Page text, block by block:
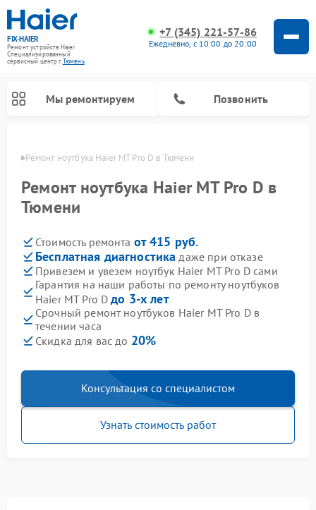
FIX-HAIER
Ремонт устройств Haier
Специализированный
cервисный центр г.Тюмень
+7 (345) 221-57-86
Ежедневно, с 10:00 до 20:00
Мы ремонтируем Позвонить
Ремонт ноутбука Haier MT Pro D в Тюмени
Ремонт ноутбука Haier MT Pro D в
Тюмени
Стоимость ремонта от 415 руб.
Бесплатная диагностика даже при отказе
Привезем и увезем ноутбук Haier MT Pro D сами
Гарантия на наши работы по ремонту ноутбуков
Haier MT Pro Dдо 3-х лет
Срочный ремонт ноутбуков Haier MT Pro D в
течении часа
Скидка для вас до 20%
Консультация со специалистом
Узнать стоимость работ